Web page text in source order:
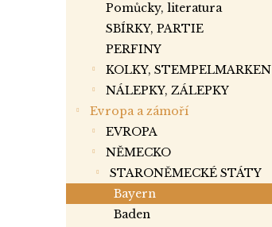
Pomůcky, literatura
SBÍRKY, PARTIE
PERFINY
KOLKY, STEMPELMARKEN
NÁLEPKY, ZÁLEPKY
Evropa a zámoří
EVROPA
NĚMECKO
STARONĚMECKÉ STÁTY
Bayern
Baden